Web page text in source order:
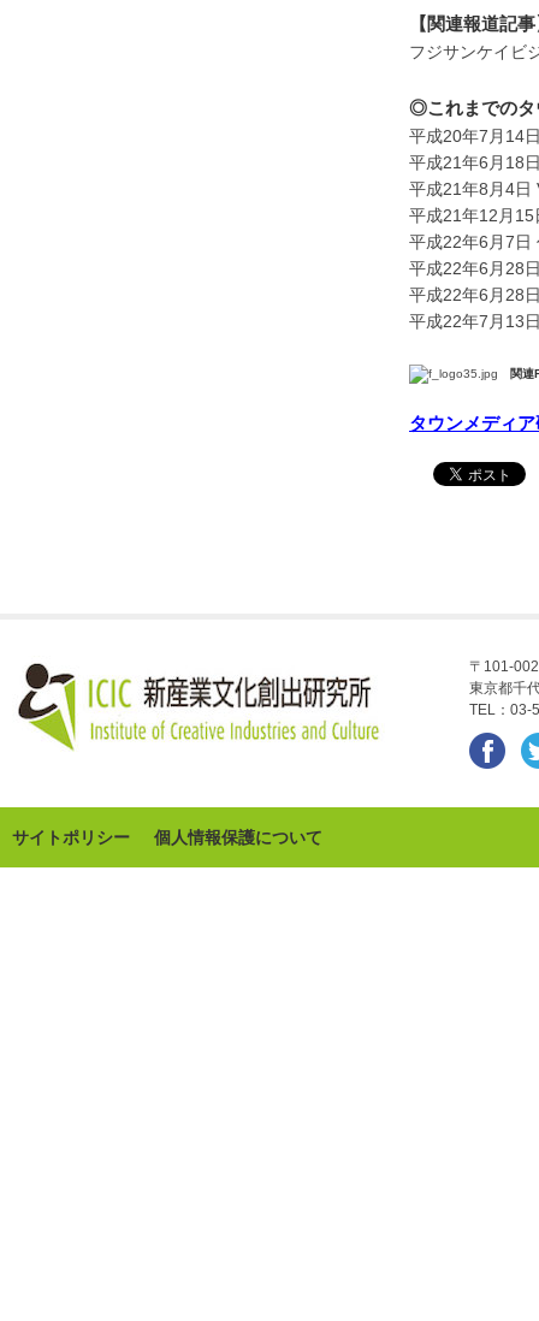
【関連報道記
フジサンケイビ
◎これまでのタ
平成20年7月14
平成21年6月18
平成21年8月4日
平成21年12月15
平成22年6月7日
平成22年6月28
平成22年6月
平成22年7月13
関連
タウンメディ
〒101-
東京都千
TEL：
サイトポリシー 個人情報保護について